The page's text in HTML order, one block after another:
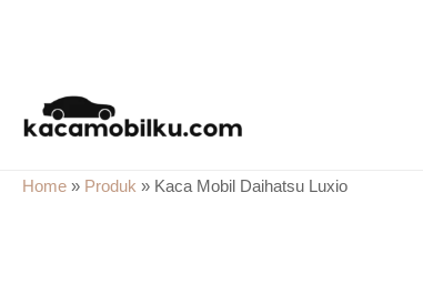
content
Home » Produk » Kaca Mobil Daihatsu Luxio